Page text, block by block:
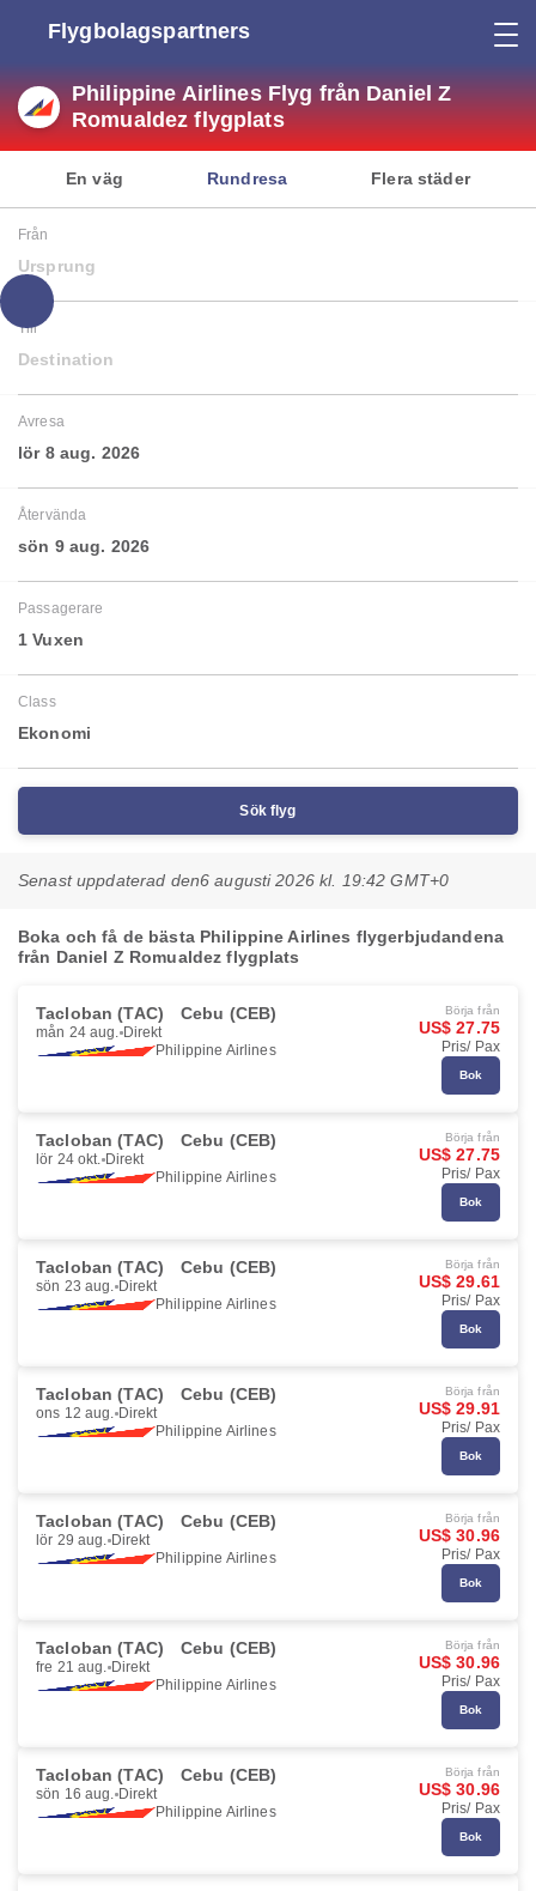
Flygbolagspartners
Philippine Airlines Flyg från Daniel Z
Romualdez flygplats
En väg Rundresa Flera städer
Från
Ursprung
Till
Destination
Avresa
lör 8 aug. 2026
Återvända
sön 9 aug. 2026
Passagerare
1 Vuxen
Class
Ekonomi
Sök flyg
Senast uppdaterad den6 augusti 2026 kl. 19:42 GMT+0
Boka och få de bästa Philippine Airlines flygerbjudandena
från Daniel Z Romualdez flygplats
Tacloban (TAC) Cebu (CEB)
mån 24 aug. Direkt
Philippine Airlines
Börja från
US$ 27.75
Pris/ Pax
Bok
Tacloban (TAC) Cebu (CEB)
lör 24 okt. Direkt
Philippine Airlines
Börja från
US$ 27.75
Pris/ Pax
Bok
Tacloban (TAC) Cebu (CEB)
sön 23 aug. Direkt
Philippine Airlines
Börja från
US$ 29.61
Pris/ Pax
Bok
Tacloban (TAC) Cebu (CEB)
ons 12 aug. Direkt
Philippine Airlines
Börja från
US$ 29.91
Pris/ Pax
Bok
Tacloban (TAC) Cebu (CEB)
lör 29 aug. Direkt
Philippine Airlines
Börja från
US$ 30.96
Pris/ Pax
Bok
Tacloban (TAC) Cebu (CEB)
fre 21 aug. Direkt
Philippine Airlines
Börja från
US$ 30.96
Pris/ Pax
Bok
Tacloban (TAC) Cebu (CEB)
sön 16 aug. Direkt
Philippine Airlines
Börja från
US$ 30.96
Pris/ Pax
Bok